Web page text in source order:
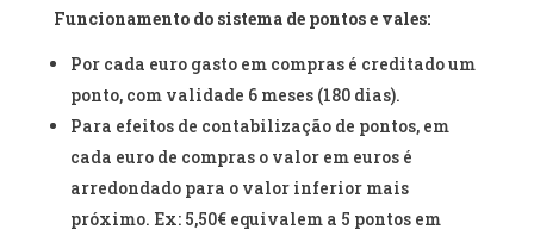
Funcionamento do sistema de pontos e vales:
Por cada euro gasto em compras é creditado um
ponto, com validade 6 meses (180 dias).
Para efeitos de contabilização de pontos, em
cada euro de compras o valor em euros é
arredondado para o valor inferior mais
próximo. Ex: 5,50€ equivalem a 5 pontos em